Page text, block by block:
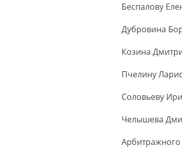
Беспалову
Дубровина
Козина
Пчелину
Соловьеву
Челышева
Арбитражного